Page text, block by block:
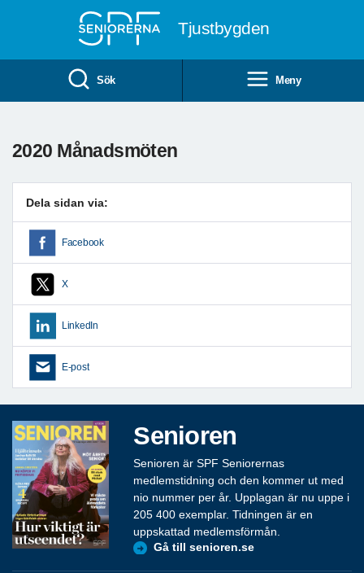
Tjustbygden
Sök Meny
2020 Månadsmöten
Dela sidan via:
Facebook
X
LinkedIn
E-post
Senioren
Senioren är SPF Seniorernas
medlemstidning och den kommer ut med
nio nummer per år. Upplagan är nu uppe i
205 400 exemplar. Tidningen är en
uppskattad medlemsförmån.
Gå till senioren.se